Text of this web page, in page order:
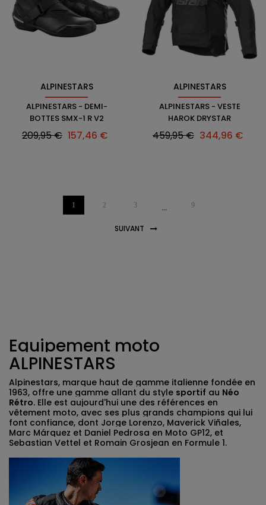
ALPINESTARS
ALPINESTARS - DEMI-
BOTTES SMX-1 R V2
Prix
209,95 € Prix
157,46 €
ALPINESTARS
ALPINESTARS - VESTE
HAROK DRYSTAR
Prix
459,95 € Prix
344,96 €
1 2 3 … 9
SUIVANT
Equipement moto
ALPINESTARS
Alpinestars, marque haut de gamme italienne fondée en
1963, offre une gamme allant du style sportif au Néo
Rétro. Elle est aujourd'hui une des références en
vêtement moto, avec ses plus grands champions qui lui
font confiance, dont Jorge Lorenzo, Maverick Viñales,
Marc Márquez et Daniel Pedrosa en Moto GP12, et
Sebastian Vettel et Romain Grosjean en Formule 1.